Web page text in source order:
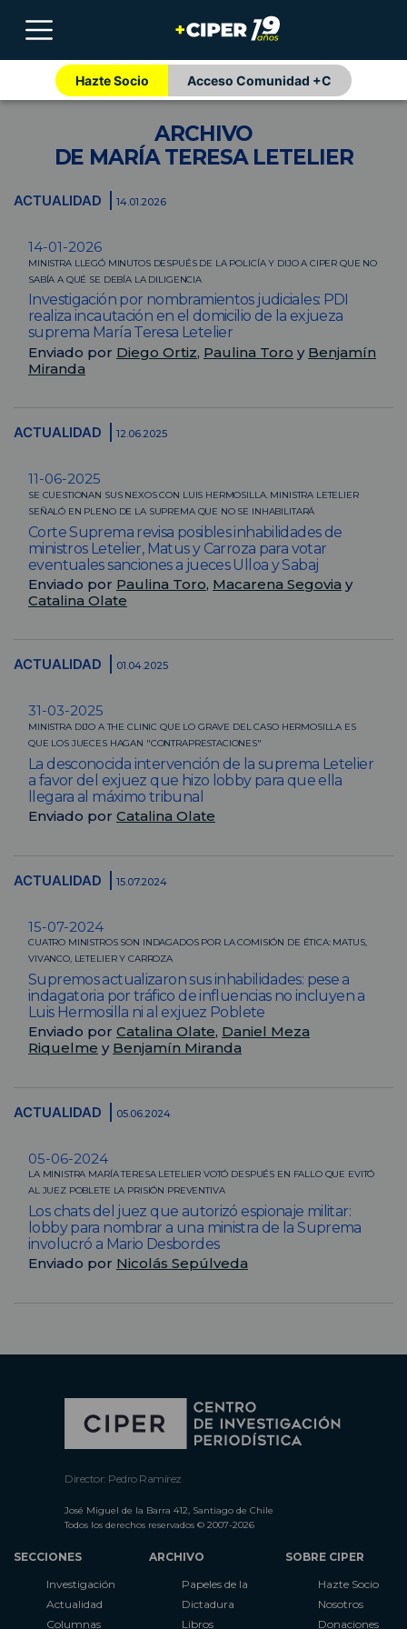
Hazte Socio Acceso Comunidad +C
ARCHIVO
DE MARÍA TERESA LETELIER
ACTUALIDAD 14.01.2026
14-01-2026
MINISTRA LLEGÓ MINUTOS DESPUÉS DE LA POLICÍA Y DIJO A CIPER QUE NO
SABÍA A QUÉ SE DEBÍA LA DILIGENCIA
Investigación por nombramientos judiciales: PDI
realiza incautación en el domicilio de la exjueza
suprema María Teresa Letelier
Enviado por Diego Ortiz, Paulina Toro y Benjamín
Miranda
ACTUALIDAD 12.06.2025
11-06-2025
SE CUESTIONAN SUS NEXOS CON LUIS HERMOSILLA. MINISTRA LETELIER
SEÑALÓ EN PLENO DE LA SUPREMA QUE NO SE INHABILITARÁ
Corte Suprema revisa posibles inhabilidades de
ministros Letelier, Matus y Carroza para votar
eventuales sanciones a jueces Ulloa y Sabaj
Enviado por Paulina Toro, Macarena Segovia y
Catalina Olate
ACTUALIDAD 01.04.2025
31-03-2025
MINISTRA DIJO A THE CLINIC QUE LO GRAVE DEL CASO HERMOSILLA ES
QUE LOS JUECES HAGAN "CONTRAPRESTACIONES"
La desconocida intervención de la suprema Letelier
a favor del exjuez que hizo lobby para que ella
llegara al máximo tribunal
Enviado por Catalina Olate
ACTUALIDAD 15.07.2024
15-07-2024
CUATRO MINISTROS SON INDAGADOS POR LA COMISIÓN DE ÉTICA: MATUS,
VIVANCO, LETELIER Y CARROZA
Supremos actualizaron sus inhabilidades: pese a
indagatoria por tráfico de influencias no incluyen a
Luis Hermosilla ni al exjuez Poblete
Enviado por Catalina Olate, Daniel Meza
Riquelme y Benjamín Miranda
ACTUALIDAD 05.06.2024
05-06-2024
LA MINISTRA MARÍA TERESA LETELIER VOTÓ DESPUÉS EN FALLO QUE EVITÓ
AL JUEZ POBLETE LA PRISIÓN PREVENTIVA
Los chats del juez que autorizó espionaje militar:
lobby para nombrar a una ministra de la Suprema
involucró a Mario Desbordes
Enviado por Nicolás Sepúlveda
Director: Pedro Ramírez
José Miguel de la Barra 412, Santiago de Chile
Todos los derechos reservados © 2007-2026
SECCIONES
Investigación
Actualidad
Columnas
ARCHIVO
Papeles de la
Dictadura
Libros
SOBRE CIPER
Hazte Socio
Nosotros
Donaciones